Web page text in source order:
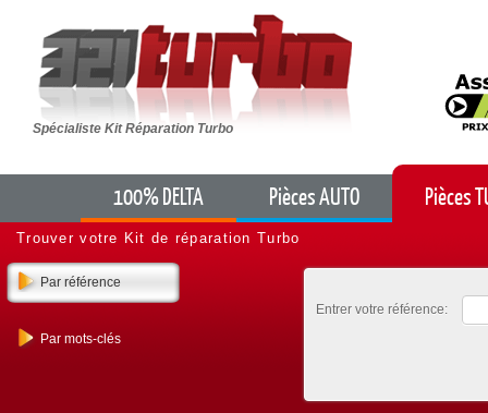
Spécialiste Kit Réparation Turbo
100% DELTA Pièces AUTO Pièces
Trouver votre Kit de réparation Turbo
Par référence
Par mots-clés
Entrer votre référence: